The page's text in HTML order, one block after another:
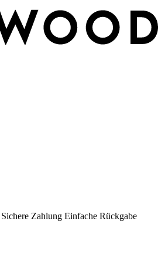
Sichere Zahlung Einfache Rückgabe